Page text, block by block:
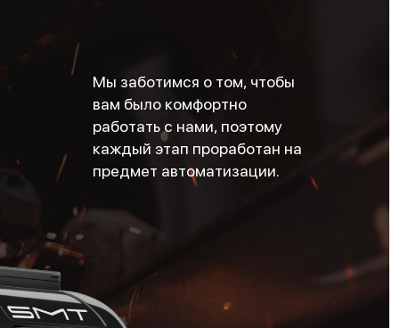
Мы заботимся о том, чтобы
вам было комфортно
работать с нами, поэтому
каждый этап проработан на
предмет автоматизации.